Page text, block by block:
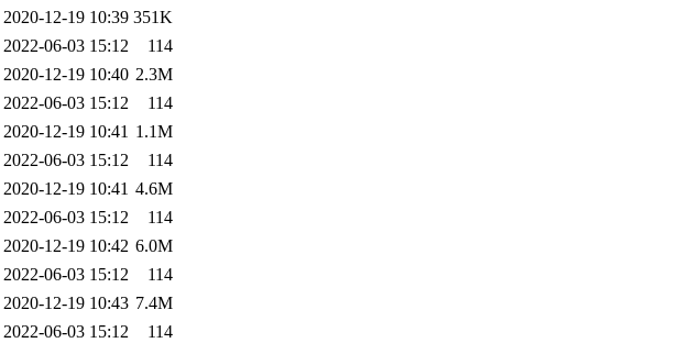
2020-12-19 10:39 351K
2022-06-03 15:12
114
2020-12-19 10:40 2.3M
2022-06-03 15:12
114
2020-12-19 10:41 1.1M
2022-06-03 15:12
114
2020-12-19 10:41 4.6M
2022-06-03 15:12
114
2020-12-19 10:42 6.0M
2022-06-03 15:12
114
2020-12-19 10:43 7.4M
2022-06-03 15:12
114